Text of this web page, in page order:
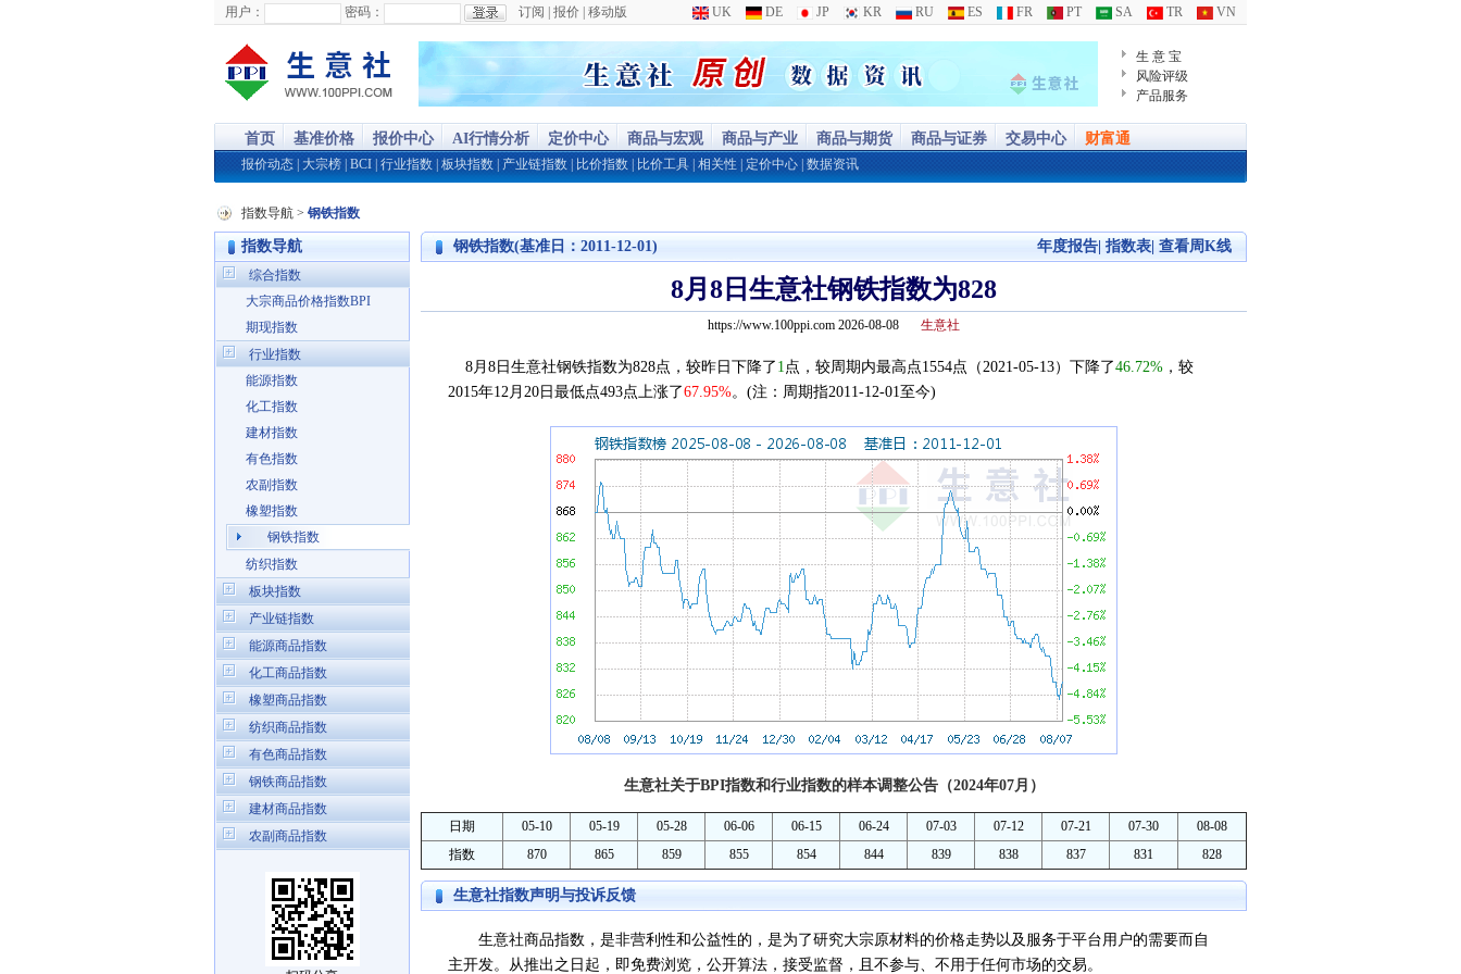
用户： 密码： 订阅 报价 移动版 UK DE JP KR RU ES FR PT SA TR VN
生 意 宝
风险评级
产品服务
首页 基准价格 报价中心 AI行情分析 定价中心 商品与宏观 商品与产业 商品与期货 商品与证券 交易中心 财富通
报价动态 大宗榜 BCI 行业指数 板块指数 产业链指数 比价指数 比价工具 相关性 定价中心 数据资讯
指数导航 > 钢铁指数
指数导航
综合指数
大宗商品价格指数BPI
期现指数
行业指数
能源指数
化工指数
建材指数
有色指数
农副指数
橡塑指数
钢铁指数
纺织指数
板块指数
产业链指数
能源商品指数
化工商品指数
橡塑商品指数
纺织商品指数
有色商品指数
钢铁商品指数
建材商品指数
农副商品指数
钢铁指数(基准日：2011-12-01) 年度报告 指数表 查看周K线
8月8日生意社钢铁指数为828
https://www.100ppi.com 2026-08-08 生意社
8月8日生意社钢铁指数为828点，较昨日下降了 1点，较周期内最高点1554点（2021-05-13）下降了46.72% ，较
2015年12月20日最低点493点上涨了67.95%。(注：周期指2011-12-01至今)
生意社关于BPI指数和行业指数的样本调整公告（2024年07月）
日期 05-10 05-19 05-28 06-06 06-15 06-24 07-03 07-12 07-21 07-30
08-08
指数
870 865 859 855 854 844 839 838 837 831 828
生意社指数声明与投诉反馈
生意社商品指数，是非营利性和公益性的，是为了研究大宗原材料的价格走势以及服务于平台用户的需要而自
主开发。从推出之日起，即免费浏览，公开算法，接受监督，且不参与、不用于任何市场的交易。